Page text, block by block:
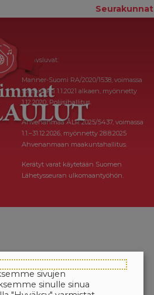
Seurakunnat
Keräysluvat:
Manner-Suomi RA/2020/1538, voimassa
toistaiseksi 1.1.2021 alkaen, myönnetty
1.12.2020, Poliisihallitus.
Ahvenanmaa ÅLR 2025/5437, voimassa
1.1.–31.12.2026, myönnetty 28.8.2025
Ahvenanmaan maakuntahallitus.
Kerätyt varat käytetään Suomen
Lähetysseuran ulkomaantyöhön.
sivujen
sinulle sinua